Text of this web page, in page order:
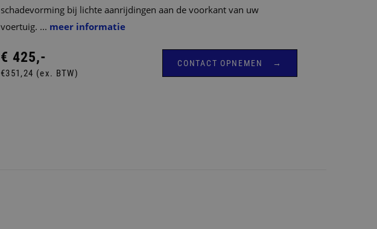
schadevorming bij lichte aanrijdingen aan de voorkant van uw
voertuig. ... meer informatie
€ 425,-
€351,24 (ex. BTW)
CONTACT OPNEMEN